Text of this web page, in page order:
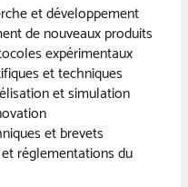
et développement
de nouveaux produits
expérimentaux
et techniques
et simulation
et brevets
réglementations du